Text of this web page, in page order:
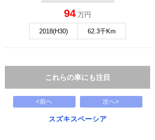
94万円
2018(H30) 62.3千Km
これらの車にも注目
<前へ 次へ>
スズキスペーシア